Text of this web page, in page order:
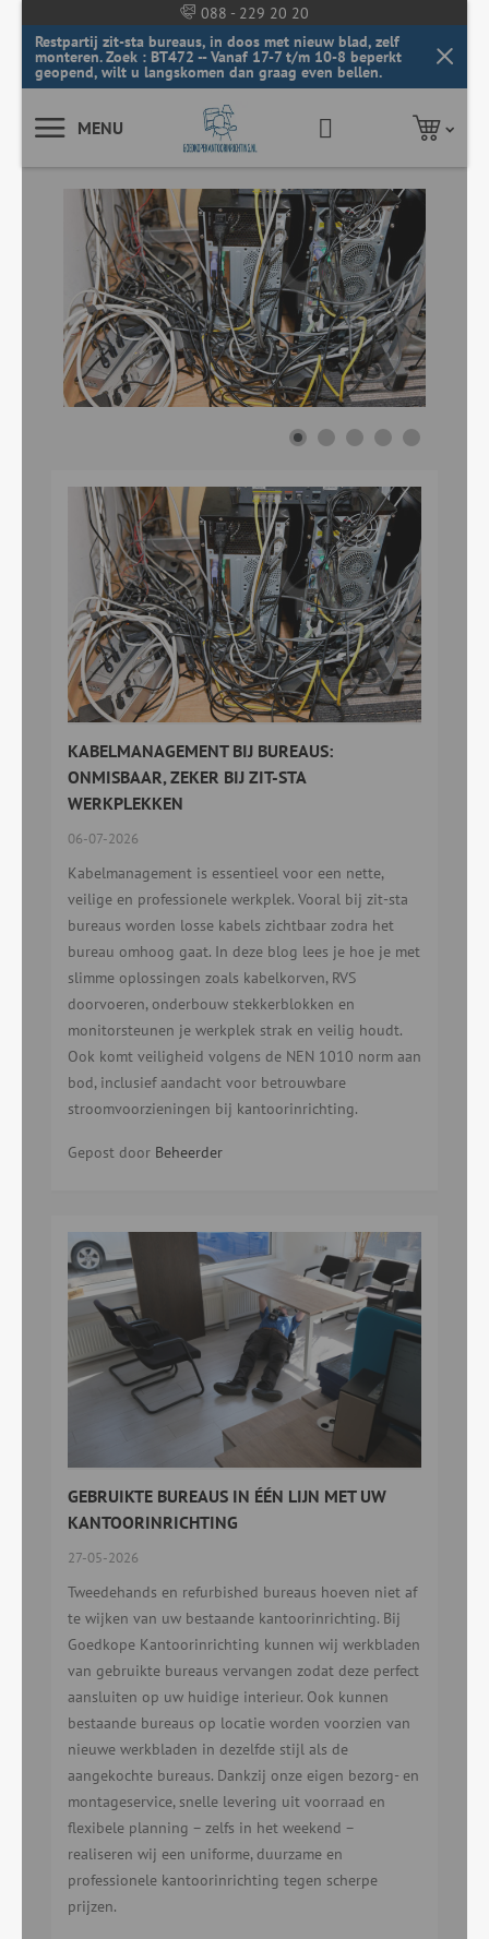
088 - 229 20 20
Restpartij zit-sta bureaus, in doos met nieuw blad, zelf
monteren. Zoek : BT472 -- Vanaf 17-7 t/m 10-8 beperkt
geopend, wilt u langskomen dan graag even bellen.
MENU
KABELMANAGEMENT BIJ BUREAUS:
ONMISBAAR, ZEKER BIJ ZIT-STA
WERKPLEKKEN
06-07-2026
Kabelmanagement is essentieel voor een nette,
veilige en professionele werkplek. Vooral bij zit-sta
bureaus worden losse kabels zichtbaar zodra het
bureau omhoog gaat. In deze blog lees je hoe je met
slimme oplossingen zoals kabelkorven, RVS
doorvoeren, onderbouw stekkerblokken en
monitorsteunen je werkplek strak en veilig houdt.
Ook komt veiligheid volgens de NEN 1010 norm aan
bod, inclusief aandacht voor betrouwbare
stroomvoorzieningen bij kantoorinrichting.
Gepost door Beheerder
GEBRUIKTE BUREAUS IN ÉÉN LIJN MET UW
KANTOORINRICHTING
27-05-2026
Tweedehands en refurbished bureaus hoeven niet af
te wijken van uw bestaande kantoorinrichting. Bij
Goedkope Kantoorinrichting kunnen wij werkbladen
van gebruikte bureaus vervangen zodat deze perfect
aansluiten op uw huidige interieur. Ook kunnen
bestaande bureaus op locatie worden voorzien van
nieuwe werkbladen in dezelfde stijl als de
aangekochte bureaus. Dankzij onze eigen bezorg- en
montageservice, snelle levering uit voorraad en
flexibele planning – zelfs in het weekend –
realiseren wij een uniforme, duurzame en
professionele kantoorinrichting tegen scherpe
prijzen.